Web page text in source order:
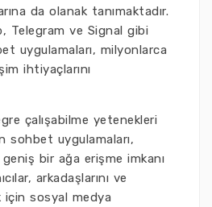
da olanak tanımaktadır.
Telegram ve Signal gibi
uygulamaları, milyonlarca
ihtiyaçlarını
çalışabilme yetenekleri
sohbet uygulamaları,
geniş bir ağa erişme imkanı
arkadaşlarını ve
için sosyal medya